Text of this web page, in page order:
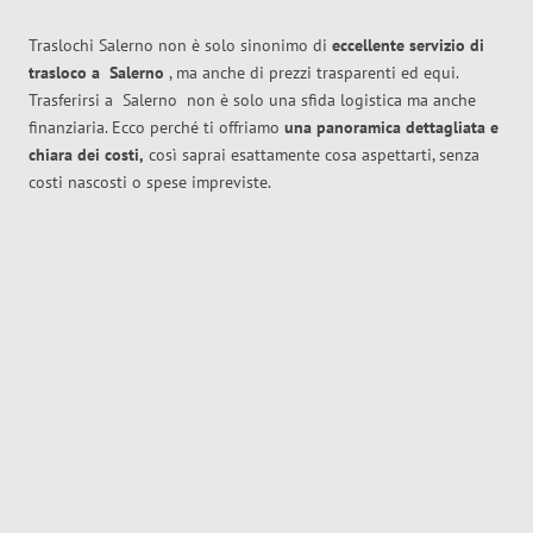
Traslochi Salerno non è solo sinonimo di eccellente servizio di
trasloco a Salerno , ma anche di prezzi trasparenti ed equi.
Trasferirsi a Salerno non è solo una sfida logistica ma anche
finanziaria. Ecco perché ti offriamo una panoramica dettagliata e
chiara dei costi, così saprai esattamente cosa aspettarti, senza
costi nascosti o spese impreviste.